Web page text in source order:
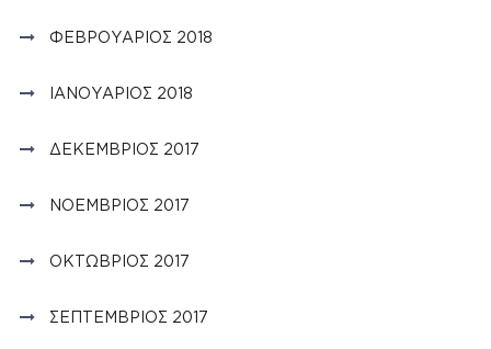
ΦΕΒΡΟΥΆΡΙΟΣ 2018
ΙΑΝΟΥΆΡΙΟΣ 2018
ΔΕΚΈΜΒΡΙΟΣ 2017
ΝΟΈΜΒΡΙΟΣ 2017
ΟΚΤΏΒΡΙΟΣ 2017
ΣΕΠΤΈΜΒΡΙΟΣ 2017